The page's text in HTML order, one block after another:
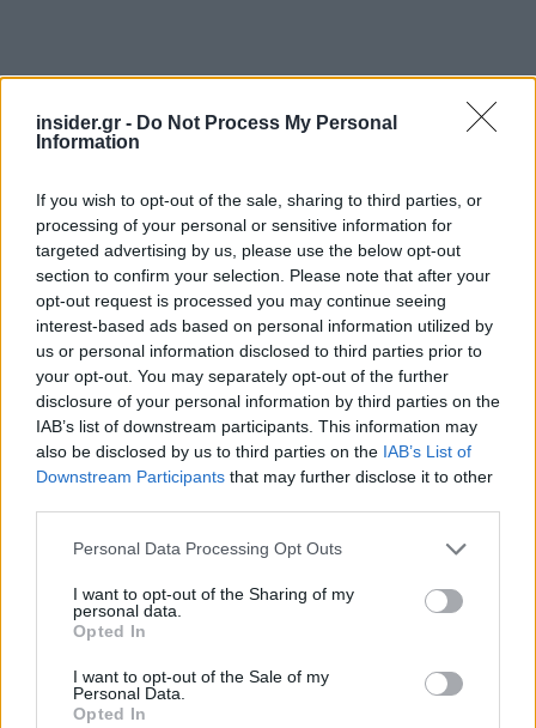
insider.gr - Do Not Process My Personal
Information
If you wish to opt-out of the sale, sharing to third parties, or
processing of your personal or sensitive information for
targeted advertising by us, please use the below opt-out
section to confirm your selection. Please note that after your
opt-out request is processed you may continue seeing
interest-based ads based on personal information utilized by
us or personal information disclosed to third parties prior to
your opt-out. You may separately opt-out of the further
disclosure of your personal information by third parties on the
IAB’s list of downstream participants. This information may
also be disclosed by us to third parties on the IAB’s List of
Downstream Participants that may further disclose it to other
Please note that this website/app uses one or more Google
not limited to your visit or usage behaviour. You may click to
grant or deny consent to Google and its third-party tags to
use your data for below specified purposes in below Google
consent section.
Personal Data Processing Opt Outs
I want to opt-out of the Sharing of my
personal data.
Opted In
I want to opt-out of the Sale of my
Personal Data.
Opted In
«Η πρόληψη πρέπει να γίνει τρόπος ζωής όλων
εκπροσώπησης τους και όχι μόνο για την Υγεία
αλλά και για όλους τους άλλους τομείς που την
επηρεάζουν άμεσα και καταλυτικά, όπως η
Πολιτική Προστασία που είναι και επίκαιρη. Ως
Περιφέρεια Αττικής επενδύουμε στην πρόληψη
και αυτό το αποδείξαμε έμπρακτα και στην
περίπτωση της πρόσφατης κακοκαιρίας, με την
απόφαση να κλείσουμε τα σχολεία».
Πηγή: ΑΠΕ - ΜΠΕ
Ακολουθήστε τοinsider.gr στο Google News
και μάθετε